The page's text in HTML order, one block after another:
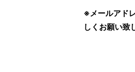
※メールアド
しくお願い致